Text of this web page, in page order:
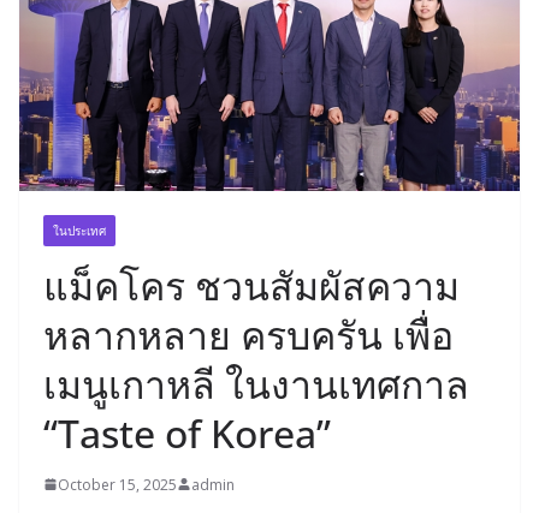
ในประเทศ
แม็คโคร ชวนสัมผัสความ
หลากหลาย ครบครัน เพื่อ
เมนูเกาหลี ในงานเทศกาล
“Taste of Korea”
October 15, 2025 admin